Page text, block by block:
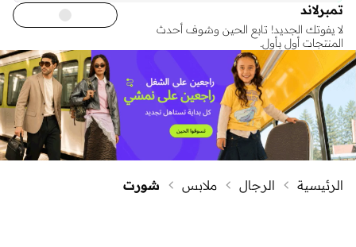
تمبرلاند
لا يفوتك الجديد! تابع الحين وشوف أحدث
المنتجات أول بأول.
الرئيسية الرجال ملابس شورت